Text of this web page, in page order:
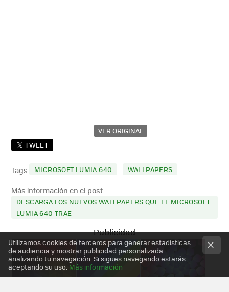
VER ORIGINAL
TWEET
Tags MICROSOFT LUMIA 640 WALLPAPERS
Más información en el post
DESCARGA LOS NUEVOS WALLPAPERS QUE EL MICROSOFT
LUMIA 640 TRAE
Utilizamos cookies de terceros para generar estadísticas
de audiencia y mostrar publicidad personalizada
analizando tu navegación. Si sigues navegando estarás
aceptando su uso. Más información